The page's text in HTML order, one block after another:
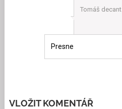
Tomáš decant
Presne
VLOŽIT KOMENTÁŘ